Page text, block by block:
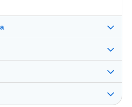
entro 5 giorni
100%(36167x)